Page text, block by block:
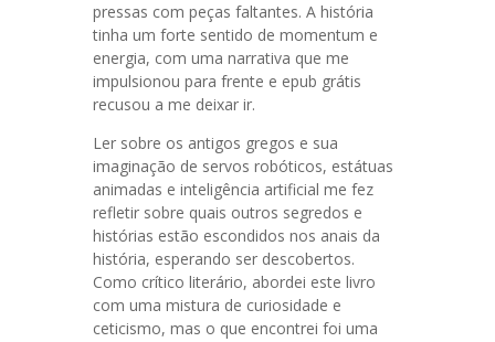
pressas com peças faltantes. A história
tinha um forte sentido de momentum e
energia, com uma narrativa que me
impulsionou para frente e epub grátis
recusou a me deixar ir.
Ler sobre os antigos gregos e sua
imaginação de servos robóticos, estátuas
animadas e inteligência artificial me fez
refletir sobre quais outros segredos e
histórias estão escondidos nos anais da
história, esperando ser descobertos.
Como crítico literário, abordei este livro
com uma mistura de curiosidade e
ceticismo, mas o que encontrei foi uma